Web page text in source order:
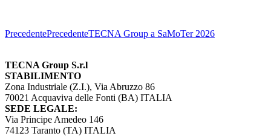
PrecedentePrecedenteTECNA Group a SaMoTer 2026
TECNA Group S.r.l
STABILIMENTO
Zona Industriale (Z.I.), Via Abruzzo 86
70021 Acquaviva delle Fonti (BA) ITALIA
SEDE LEGALE:
Via Principe Amedeo 146
74123 Taranto (TA) ITALIA